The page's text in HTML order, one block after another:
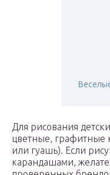
Для рисования
цветные, графитные
или гуашь). Если
карандашами,